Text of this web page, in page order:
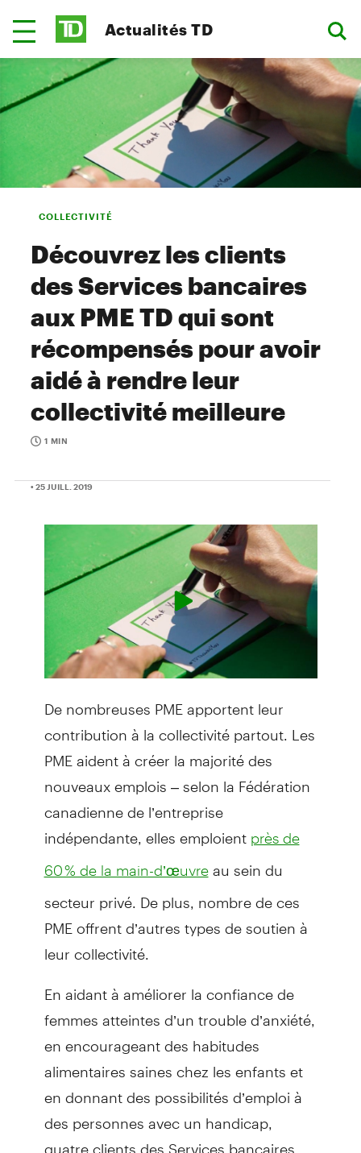
Actualités TD
COLLECTIVITÉ
Découvrez les clients
des Services bancaires
aux PME TD qui sont
récompensés pour avoir
aidé à rendre leur
collectivité meilleure
1 MIN
• 25 JUILL. 2019
De nombreuses PME apportent leur
contribution à la collectivité partout. Les
PME aident à créer la majorité des
nouveaux emplois – selon la Fédération
canadienne de l’entreprise
indépendante, elles emploient près de
60 % de la main-d’œuvreau sein du
secteur privé. De plus, nombre de ces
PME offrent d’autres types de soutien à
leur collectivité.
En aidant à améliorer la confiance de
femmes atteintes d’un trouble d’anxiété,
en encourageant des habitudes
alimentaires saines chez les enfants et
en donnant des possibilités d’emploi à
des personnes avec un handicap,
quatre clients des Services bancaires